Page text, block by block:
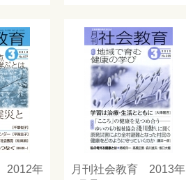
2012年
月刊社会教育 2013年